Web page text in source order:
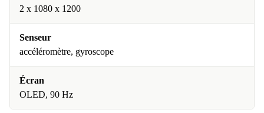
2 x 1080 x 1200
Senseur
accéléromètre, gyroscope
Écran
OLED, 90 Hz